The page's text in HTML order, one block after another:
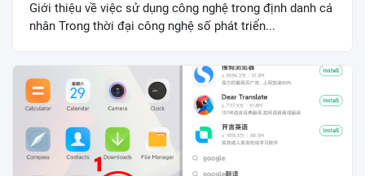
Giới thiệu về việc sử dụng công nghệ trong định danh cá
nhân Trong thời đại công nghệ số phát triển...